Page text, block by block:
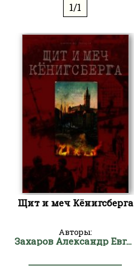
1/1
Щит и меч Кёнигсберга
Авторы:
Захаров Александр Евгеньевич